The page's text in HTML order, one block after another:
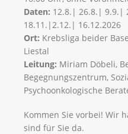
Daten: 12.8.| 26.8.| 9.9.|
18.11.|​​​​​​​2.12.| 16.12.2026​​​​​​​
Ort: Krebsliga beider
Liestal
Leitung: Miriam Döbeli,
Begegnungszentrum,
Psychoonkologische
Kommen Sie vorbei! Wir
sind für Sie da.